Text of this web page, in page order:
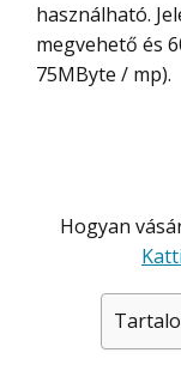
használható.
megvehető és
75MByte / mp).
Hogyan